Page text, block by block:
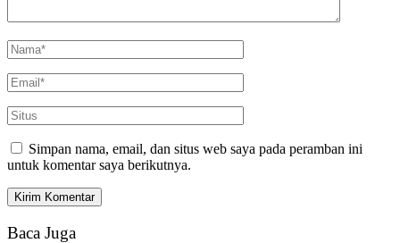
Simpan nama, email, dan situs web saya pada peramban ini
untuk komentar saya berikutnya.
Baca Juga